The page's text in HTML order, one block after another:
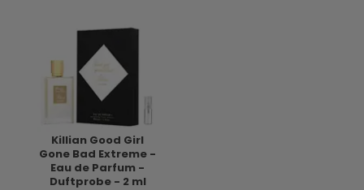
Killian Good Girl
Gone Bad Extreme -
Eau de Parfum -
Duftprobe - 2 ml